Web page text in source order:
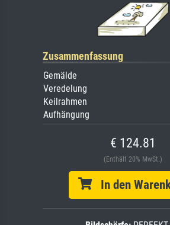
Zusammenfassung
Gemälde
Veredelung
Keilrahmen
Aufhängung
€ 124.81
(Enthält 20% MwSt.)
In den